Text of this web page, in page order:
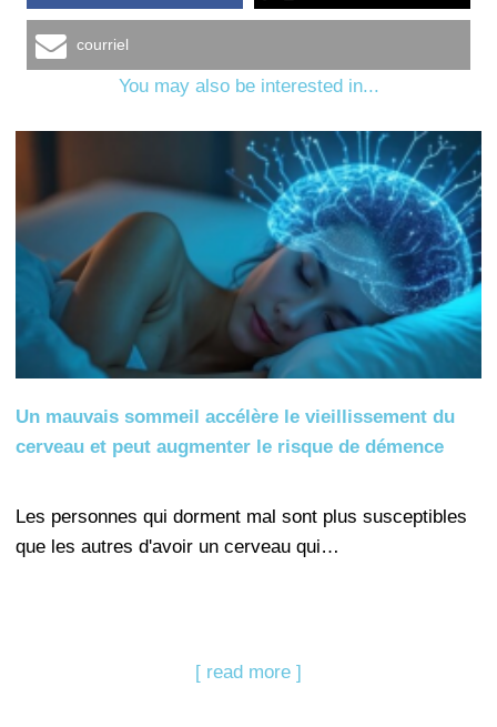
courriel
You may also be interested in...
Un mauvais sommeil accélère le vieillissement du
cerveau et peut augmenter le risque de démence
Les personnes qui dorment mal sont plus susceptibles
que les autres d'avoir un cerveau qui…
[ read more ]